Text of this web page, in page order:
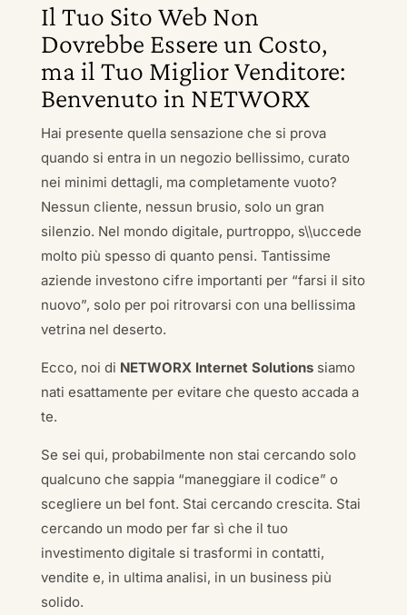
Il Tuo Sito Web Non
Dovrebbe Essere un Costo,
ma il Tuo Miglior Venditore:
Benvenuto in NETWORX
Hai presente quella sensazione che si prova
quando si entra in un negozio bellissimo, curato
nei minimi dettagli, ma completamente vuoto?
Nessun cliente, nessun brusio, solo un gran
silenzio. Nel mondo digitale, purtroppo, s\\uccede
molto più spesso di quanto pensi. Tantissime
aziende investono cifre importanti per “farsi il sito
nuovo”, solo per poi ritrovarsi con una bellissima
vetrina nel deserto.
Ecco, noi di NETWORX Internet Solutionssiamo
nati esattamente per evitare che questo accada a
te.
Se sei qui, probabilmente non stai cercando solo
qualcuno che sappia “maneggiare il codice” o
scegliere un bel font. Stai cercando crescita. Stai
cercando un modo per far sì che il tuo
investimento digitale si trasformi in contatti,
vendite e, in ultima analisi, in un business più
solido.